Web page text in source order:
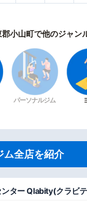
郡小山町で他のジャン
パーソナルジム
ム全店を紹介
ター Qlabity(クラビ